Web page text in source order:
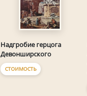
Надгробие герцога
Девонширского
СТОИМОСТЬ